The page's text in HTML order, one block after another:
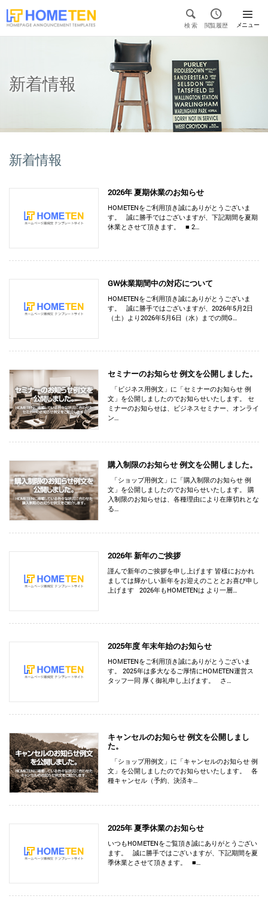

検 索

閲覧履歴 メニュー

新着情報
新着情報
2026年 夏期休業のお知らせ
HOMETENをご利用頂き誠にありがとうございま
す。 誠に勝手ではございますが、下記期間を夏期
休業とさせて頂きます。 ■ 2…
GW休業期間中の対応について
HOMETENをご利用頂き誠にありがとうございま
す。 誠に勝手ではございますが、2026年5月2日
（土）より2026年5月6日（水）までの間G…
セミナーのお知らせ 例文を公開しました。
「ビジネス用例文」に「セミナーのお知らせ 例
文」を公開しましたのでお知らせいたします。 セ
ミナーのお知らせは、ビジネスセミナー、オンライ
ン…
購入制限のお知らせ 例文を公開しました。
「ショップ用例文」に「購入制限のお知らせ 例
文」を公開しましたのでお知らせいたします。 購
入制限のお知らせは、各種理由により在庫切れとな
る…
2026年 新年のご挨拶
謹んで新年のご挨拶を申し上げます 皆様におかれ
ましては輝かしい新年をお迎えのこととお喜び申し
上げます 2026年もHOMETENは より一層…
2025年度 年末年始のお知らせ
HOMETENをご利用頂き誠にありがとうございま
す。 2025年は多大なるご厚情にHOMETEN運営ス
タッフ一同 厚く御礼申し上げます。 さ…
キャンセルのお知らせ 例文を公開しまし
た。
「ショップ用例文」に「キャンセルのお知らせ 例
文」を公開しましたのでお知らせいたします。 各
種キャンセル（予約、決済キ…
2025年 夏季休業のお知らせ
いつもHOMETENをご覧頂き誠にありがとうござい
ます。 誠に勝手ではございますが、下記期間を夏
季休業とさせて頂きます。 ■…